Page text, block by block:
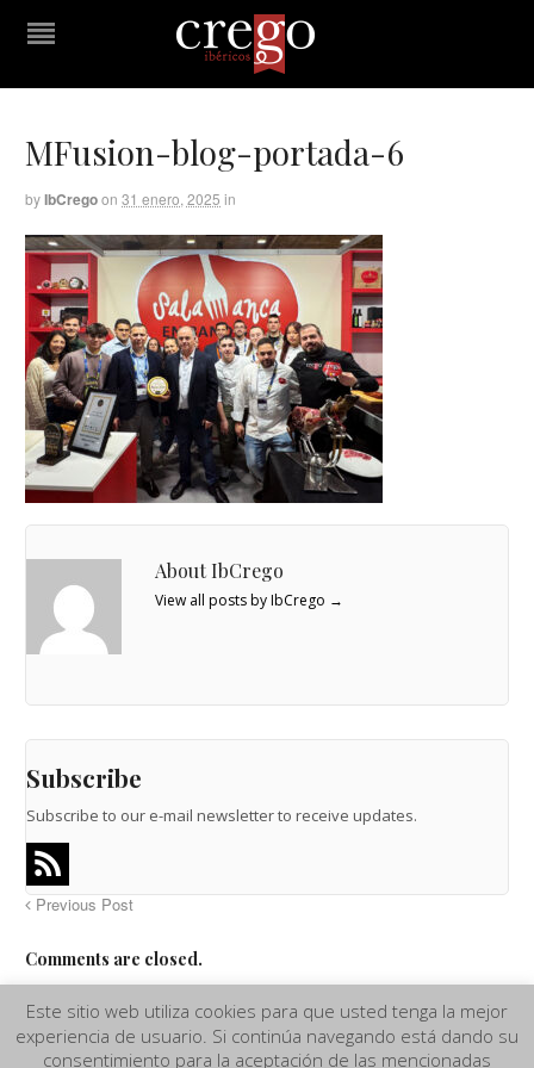
MFusion-blog-portada-6
byIbCregoon 31 enero, 2025 in
About IbCrego
View all posts by IbCrego →
Subscribe
Subscribe to our e-mail newsletter to receive updates.
Previous Post
Comments are closed.
Aviso Legal|Términos y Condiciones de compra |Política de
Privacidad y Cookies|Más información sobre las Cookies
Este sitio web utiliza cookies para que usted tenga la mejor
experiencia de usuario. Si continúa navegando está dando su
consentimiento para la aceptación de las mencionadas